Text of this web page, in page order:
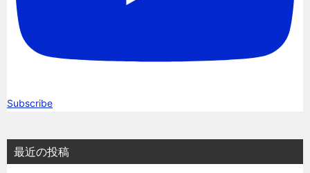
Subscribe
最近の投稿